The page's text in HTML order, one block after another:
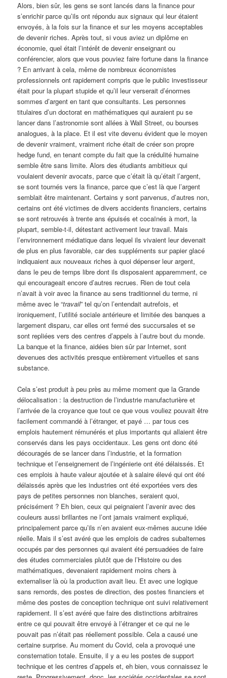
Alors, bien sûr, les gens se sont lancés dans la finance pour
s’enrichir parce qu’ils ont répondu aux signaux qui leur étaient
envoyés, à la fois sur la finance et sur les moyens acceptables
de devenir riches. Après tout, si vous aviez un diplôme en
économie, quel était l’intérêt de devenir enseignant ou
conférencier, alors que vous pouviez faire fortune dans la finance
? En arrivant à cela, même de nombreux économistes
professionnels ont rapidement compris que le public investisseur
était pour la plupart stupide et qu’il leur verserait d’énormes
sommes d’argent en tant que consultants. Les personnes
titulaires d’un doctorat en mathématiques qui auraient pu se
lancer dans l’astronomie sont allées à Wall Street, ou bourses
analogues, à la place. Et il est vite devenu évident que le moyen
de devenir vraiment, vraiment riche était de créer son propre
hedge fund, en tenant compte du fait que la crédulité humaine
semble être sans limite. Alors des étudiants ambitieux qui
voulaient devenir avocats, parce que c’était là qu’était l’argent,
se sont tournés vers la finance, parce que c’est là que l’argent
semblait être maintenant. Certains y sont parvenus, d’autres non,
certains ont été victimes de divers accidents financiers, certains
se sont retrouvés à trente ans épuisés et cocaïnés à mort, la
plupart, semble-t-il, détestant activement leur travail. Mais
l’environnement médiatique dans lequel ils vivaient leur devenait
de plus en plus favorable, car des suppléments sur papier glacé
indiquaient aux nouveaux riches à quoi dépenser leur argent,
dans le peu de temps libre dont ils disposaient apparemment, ce
qui encourageait encore d’autres recrues. Rien de tout cela
n’avait à voir avec la finance au sens traditionnel du terme, ni
même avec le “travail” tel qu’on l’entendait autrefois, et
ironiquement, l’utilité sociale antérieure et limitée des banques a
largement disparu, car elles ont fermé des succursales et se
sont repliées vers des centres d’appels à l’autre bout du monde.
La banque et la finance, aidées bien sûr par Internet, sont
devenues des activités presque entièrement virtuelles et sans
substance.
Cela s’est produit à peu près au même moment que la Grande
délocalisation : la destruction de l’industrie manufacturière et
l’arrivée de la croyance que tout ce que vous vouliez pouvait être
facilement commandé à l’étranger, et payé … par tous ces
emplois hautement rémunérés et plus importants qui allaient être
conservés dans les pays occidentaux. Les gens ont donc été
découragés de se lancer dans l’industrie, et la formation
technique et l’enseignement de l’ingénierie ont été délaissés. Et
ces emplois à haute valeur ajoutée et à salaire élevé qui ont été
délaissés après que les industries ont été exportées vers des
pays de petites personnes non blanches, seraient quoi,
précisément ? Eh bien, ceux qui peignaient l’avenir avec des
couleurs aussi brillantes ne l’ont jamais vraiment expliqué,
principalement parce qu’ils n’en avaient eux-mêmes aucune idée
réelle. Mais il s’est avéré que les emplois de cadres subalternes
occupés par des personnes qui avaient été persuadées de faire
des études commerciales plutôt que de l’Histoire ou des
mathématiques, devenaient rapidement moins chers à
externaliser là où la production avait lieu. Et avec une logique
sans remords, des postes de direction, des postes financiers et
même des postes de conception technique ont suivi relativement
rapidement. Il s’est avéré que faire des distinctions arbitraires
entre ce qui pouvait être envoyé à l’étranger et ce qui ne le
pouvait pas n’était pas réellement possible. Cela a causé une
certaine surprise. Au moment du Covid, cela a provoqué une
consternation totale. Ensuite, il y a eu les postes de support
technique et les centres d’appels et, eh bien, vous connaissez le